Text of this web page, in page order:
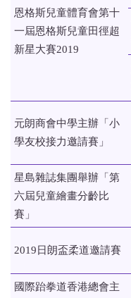
恩格斯兒童體育會第十
一屆恩格斯兒童田徑超
新星大賽2019
元朗商會中學主辦「小
學友校接力邀請賽」
星島雜誌集團舉辦「第
六屆兒童繪畫分齡比
賽」
2019日朗盃柔道邀請賽
國際跆拳道香港總會主